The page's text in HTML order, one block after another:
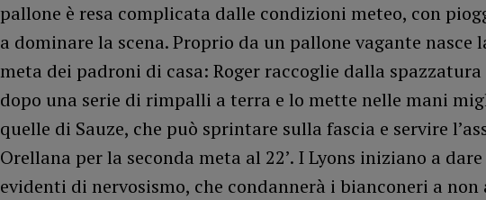
pallone è resa complicata dalle condizioni meteo, con
a dominare la scena. Proprio da un pallone vagante nasce
meta dei padroni di casa: Roger raccoglie dalla spazzatura
dopo una serie di rimpalli a terra e lo mette nelle mani
quelle di Sauze, che può sprintare sulla fascia e servire
Orellana per la seconda meta al 22’. I Lyons iniziano a
evidenti di nervosismo, che condannerà i bianconeri a non